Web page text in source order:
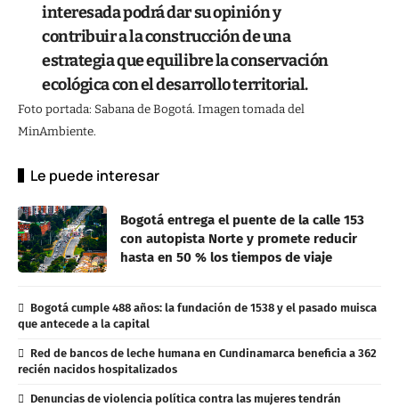
interesada podrá dar su opinión y
contribuir a la construcción de una
estrategia que equilibre la conservación
ecológica con el desarrollo territorial.
Foto portada: Sabana de Bogotá. Imagen tomada del
MinAmbiente.
Le puede interesar
Bogotá entrega el puente de la calle 153
con autopista Norte y promete reducir
hasta en 50 % los tiempos de viaje
Bogotá cumple 488 años: la fundación de 1538 y el pasado muisca
que antecede a la capital
Red de bancos de leche humana en Cundinamarca beneficia a 362
recién nacidos hospitalizados
Denuncias de violencia política contra las mujeres tendrán